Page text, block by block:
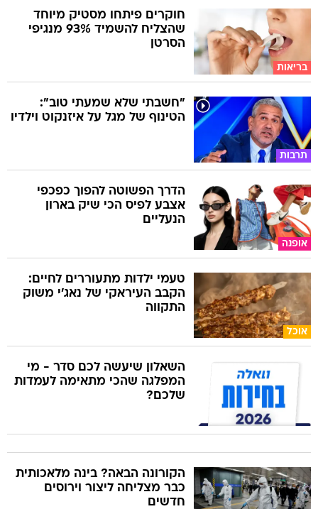
בריאות
חוקרים פיתחו מסטיק מיוחד
שהצליח להשמיד 93% מנגיפי
הסרטן
תרבות
"חשבתי שלא שמעתי טוב":
הטינוף של מגל על איזנקוט וילדיו
אופנה
הדרך הפשוטה להפוך כפכפי
אצבע לפיס הכי שיק בארון
הנעליים
אוכל
טעמי ילדות מתעוררים לחיים:
הקבב העיראקי של נאג׳י משוק
התקווה
השאלון שיעשה לכם סדר - מי
המפלגה שהכי מתאימה לעמדות
שלכם?
הקורונה הבאה? בינה מלאכותית
כבר מצליחה ליצור וירוסים
חדשים